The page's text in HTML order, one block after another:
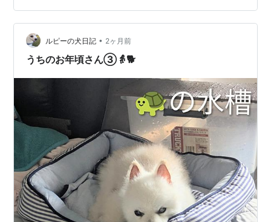
を試行錯誤しました。 ①水槽（縦長の衣装ケース💦）の
置き場所を変更 今までの定位置は、ソファーの奥のリビ
ングの端っこ。 それをソ…
ルピーの犬日記 • 2ヶ月前
うちのお年頃さん③👵🐕